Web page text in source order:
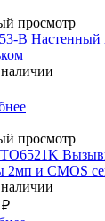
просмотр
B
просмотр
2мп и CMOS
₽